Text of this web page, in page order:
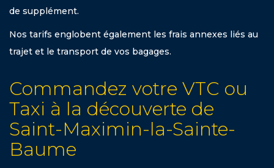
de supplément.
Nos tarifs englobent également les frais annexes liés au
trajet et le transport de vos bagages.
Commandez votre VTC ou
Taxi à la découverte de
Saint-Maximin-la-Sainte-
Baume